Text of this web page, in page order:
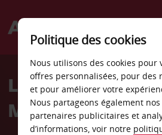
Welcome
AvisLocation de
Maisons-Alfort
Politique des cookies
Nous utilisons des cookies pour
offres personnalisées, pour des
et pour améliorer votre
Nous partageons également
partenaires publicitaires et
d’informations, voir notre